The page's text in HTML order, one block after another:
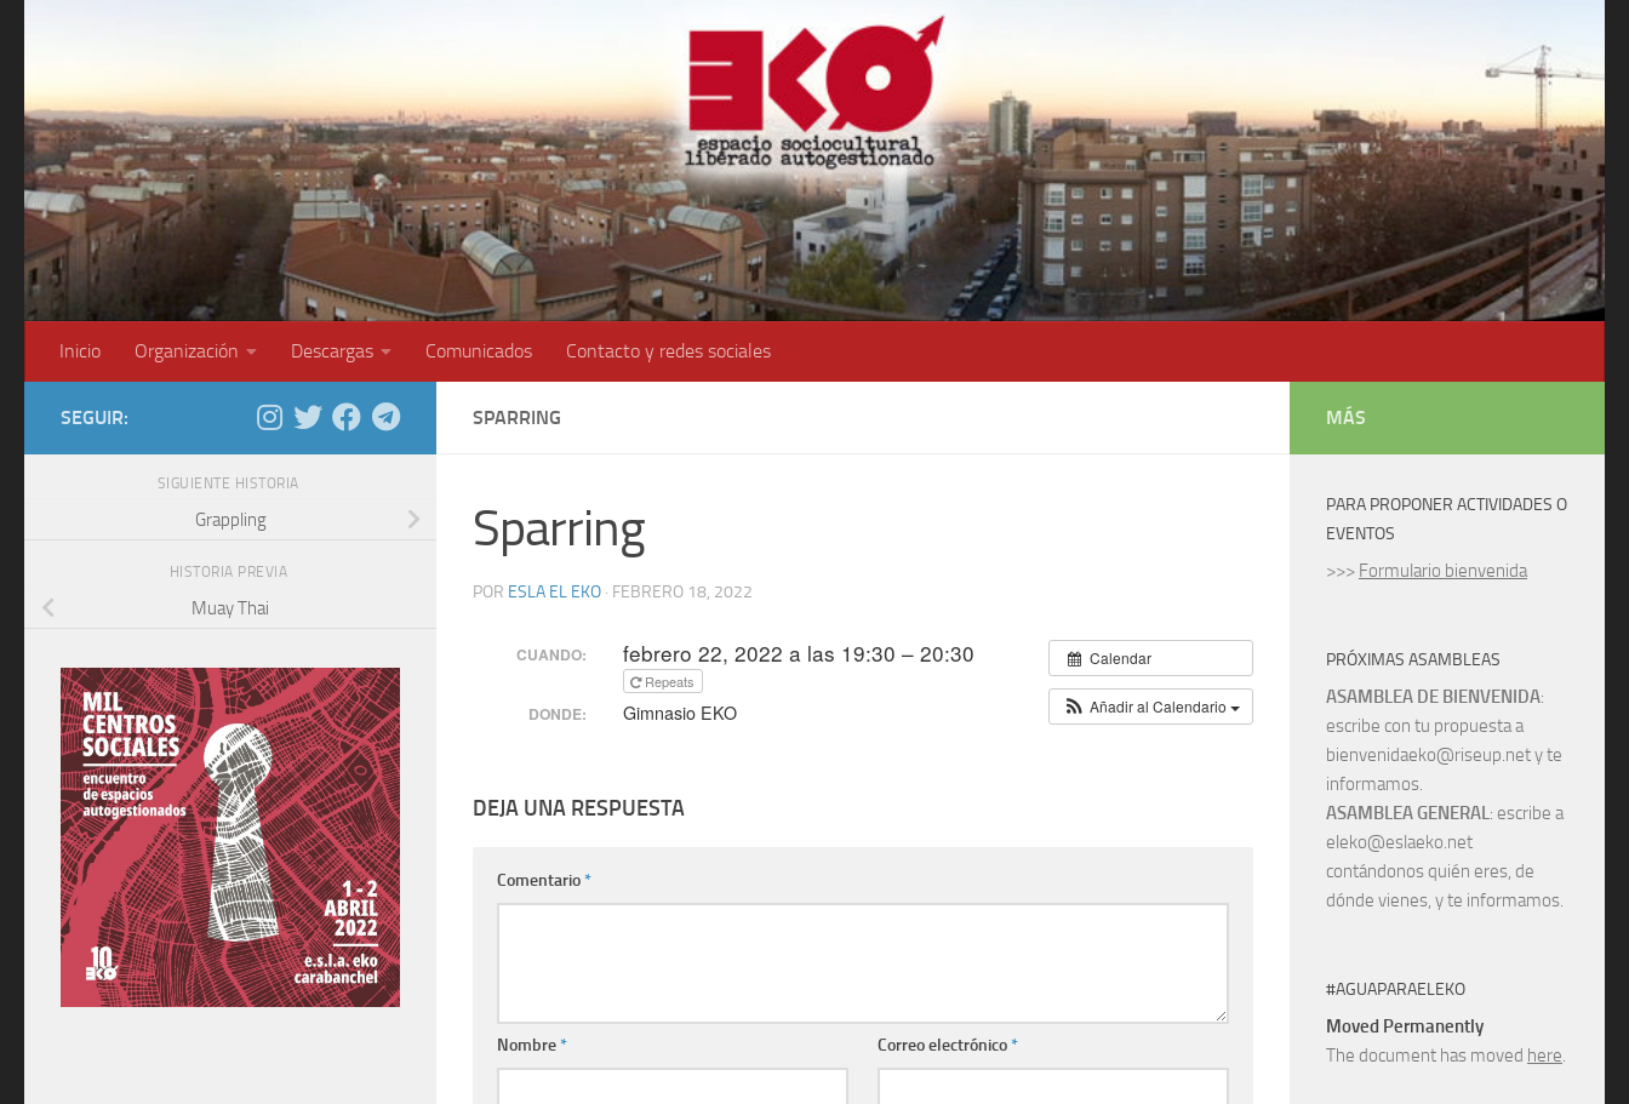
Inicio Organización Descargas Comunicados Contacto y redes sociales
SPARRING
Sparring
POR ESLA EL EKO · FEBRERO 18, 2022
Calendar
Añadir al Calendario
CUANDO: febrero 22, 2022 a las 19:30 – 20:30
Repeats
DONDE: Gimnasio EKO
DEJA UNA RESPUESTA
Comentario*
Nombre* Correo electrónico*
SEGUIR:
SIGUIENTE HISTORIA
Grappling
HISTORIA PREVIA
Muay Thai
MÁS
PARA PROPONER ACTIVIDADES O
EVENTOS
>>> Formulario bienvenida
PRÓXIMAS ASAMBLEAS
ASAMBLEA DE BIENVENIDA:
escribe con tu propuesta a
bienvenidaeko@riseup.net y te
informamos.
ASAMBLEA GENERAL: escribe a
eleko@eslaeko.net
contándonos quién eres, de
dónde vienes, y te informamos.
#AGUAPARAELEKO
Moved Permanently
The document has moved here.